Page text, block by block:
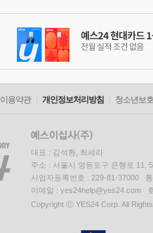
이용약관 개인정보처리방침 청소년보
대표 : 김석환, 최세라
주소 : 서울시 영등포구 은행로 11,
사업자등록번호 : 229-81-37000
이메일 : yes24help@yes24.com
Copyright ⓒ YES24 Corp. All